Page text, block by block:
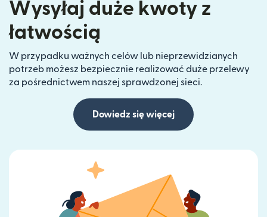
Wysyłaj duże kwoty z
łatwością
W przypadku ważnych celów lub nieprzewidzianych
potrzeb możesz bezpiecznie realizować duże przelewy
za pośrednictwem naszej sprawdzonej sieci.
Dowiedz się więcej